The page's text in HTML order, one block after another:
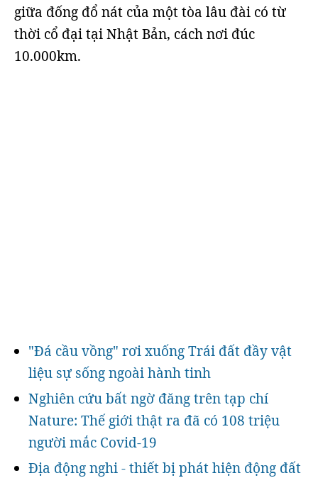
giữa đống đổ nát của một tòa lâu đài có từ
thời cổ đại tại Nhật Bản, cách nơi đúc
10.000km.
"Đá cầu vồng" rơi xuống Trái đất đầy vật
liệu sự sống ngoài hành tinh
Nghiên cứu bất ngờ đăng trên tạp chí
Nature: Thế giới thật ra đã có 108 triệu
người mắc Covid-19
Địa động nghi - thiết bị phát hiện động đất